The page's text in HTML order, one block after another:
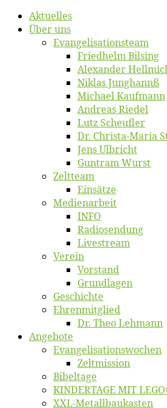
Ak­tu­el­les
Über uns
Evangelisa­tions­team
Fried­helm Bilsing
Alex­an­der
Ni­klas Junghannß
Mi­cha­el Kaufmann
An­dre­as Riedel
Lutz Scheuf­ler
Dr. Chris­­ta-Ma­ria
Jens Ulb­richt
Gun­tram Wurst
Zelt­team
Ein­sät­ze
Me­di­en­ar­beit
INFO
Ra­dio­sen­dung
Live­stream
Ver­ein
Vor­stand
Grund­la­gen
Ge­schich­te
Eh­ren­mit­glied
Dr. Theo Lehmann
An­ge­bo­te
Evangelisa­tions­wo­chen
Zelt­mis­si­on
Bi­bel­ta­ge
KINDERTAGE MIT
XXL-Me­­tal­l­­bau­­kas­­ten